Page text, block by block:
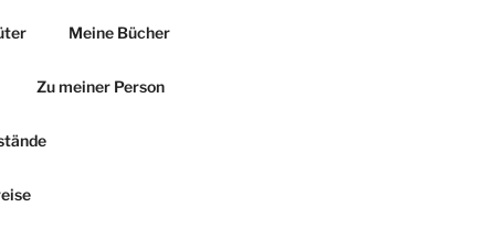
Meine Bücher
Zu meiner Person